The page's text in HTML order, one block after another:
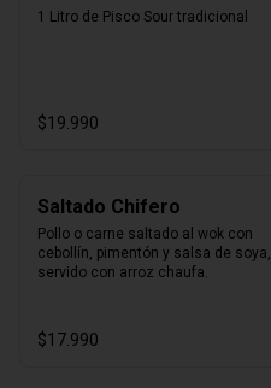
1 Litro de Pisco Sour tradicional
$19.990
Saltado Chifero
Pollo o carne saltado al wok con
cebollín, pimentón y salsa de soya,
servido con arroz chaufa.
$17.990